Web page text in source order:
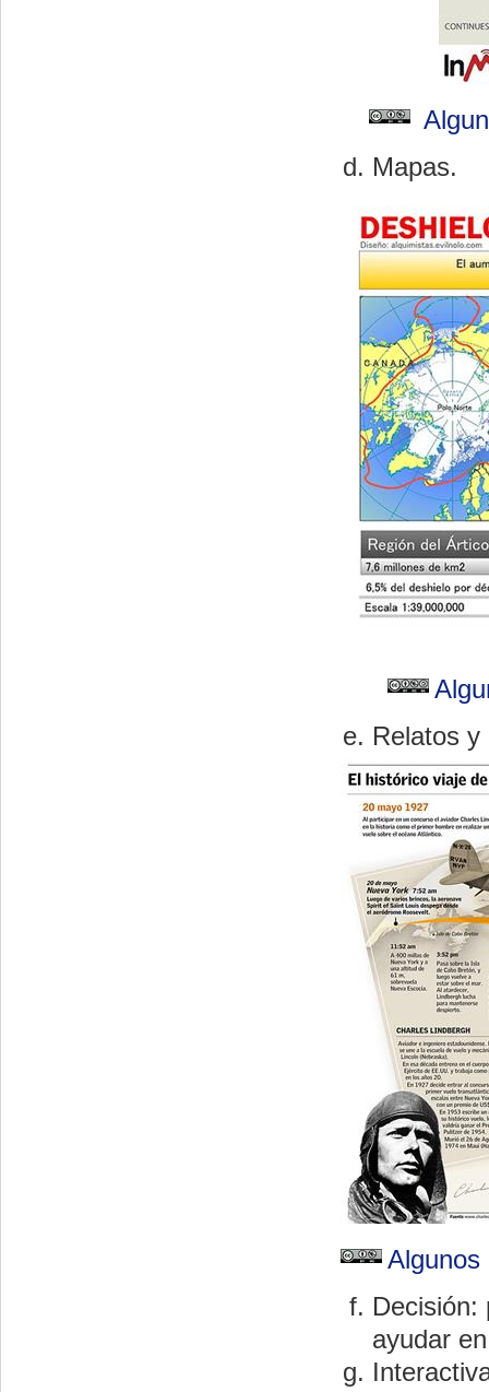
Mapas.
Relatos
Algunos
Decisión:
ayudar